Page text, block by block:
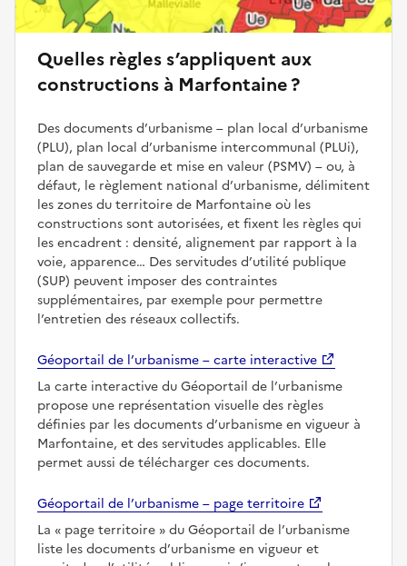
Quelles règles s’appliquent aux
constructions à Marfontaine ?
Des documents d’urbanisme – plan local d’urbanisme
(PLU), plan local d’urbanisme intercommunal (PLUi),
plan de sauvegarde et mise en valeur (PSMV) – ou, à
défaut, le règlement national d’urbanisme, délimitent
les zones du territoire de Marfontaine où les
constructions sont autorisées, et fixent les règles qui
les encadrent : densité, alignement par rapport à la
voie, apparence… Des servitudes d’utilité publique
(SUP) peuvent imposer des contraintes
supplémentaires, par exemple pour permettre
l’entretien des réseaux collectifs.
Géoportail de l’urbanisme – carte interactive
La carte interactive du Géoportail de l’urbanisme
propose une représentation visuelle des règles
définies par les documents d’urbanisme en vigueur à
Marfontaine, et des servitudes applicables. Elle
permet aussi de télécharger ces documents.
Géoportail de l’urbanisme – page territoire
La
page territoire
du Géoportail de l’urbanisme
liste les documents d’urbanisme en vigueur et